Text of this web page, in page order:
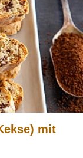
mit